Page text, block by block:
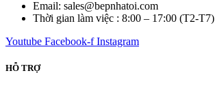
Email: sales@bepnhatoi.com
Thời gian làm việc : 8:00 – 17:00 (T2-T7)
Youtube Facebook-f Instagram
HỖ TRỢ